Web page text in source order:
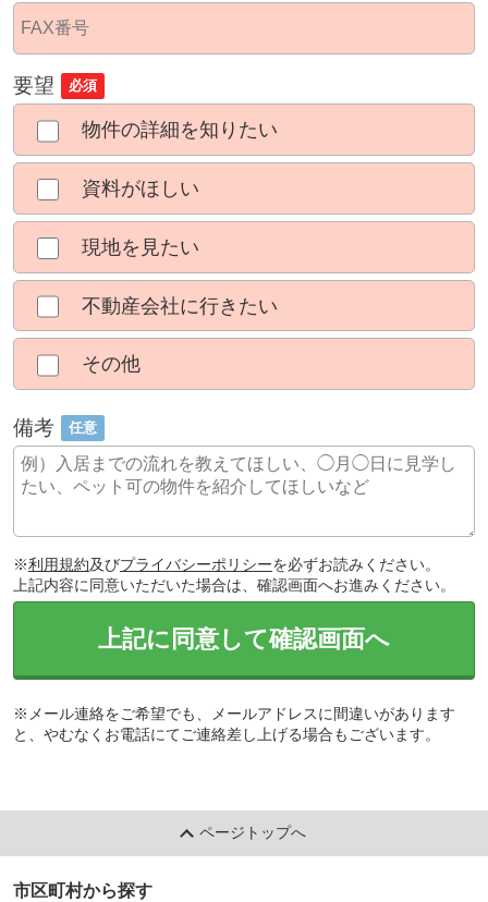
要望 必須
物件の詳細を知りたい
資料がほしい
現地を見たい
不動産会社に行きたい
その他
備考 任意
※利用規約及びプライバシーポリシーを必ずお読みください。
上記内容に同意いただいた場合は、確認画面へお進みください。
上記に同意して確認画面へ
※メール連絡をご希望でも、メールアドレスに間違いがあります
と、やむなくお電話にてご連絡差し上げる場合もございます。
ページトップへ
市区町村から探す